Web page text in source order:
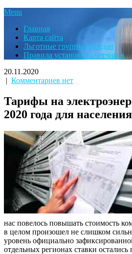
Menu
Главная
Карта сайта
Льготные группы граждан
Правила установки счетчиков
20.11.2020
| Комментариев нет
Тарифы на
2020 года для
нас повелось повышать стоимость
в целом произошел не слишком
уровень официально
отдельных регионах ставки